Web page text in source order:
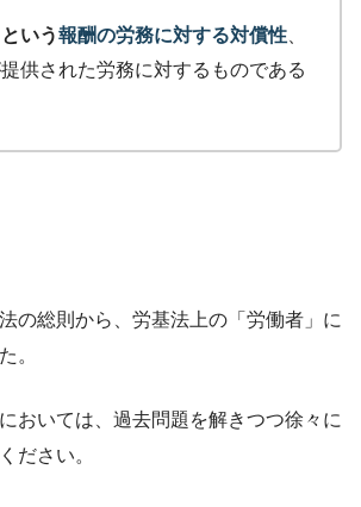
いう報酬の労務に対する対償性
供された労務に対するものである
の総則から、労基法上の「労働者」に
。
おいては、過去問題を解きつつ徐々に
ださい。